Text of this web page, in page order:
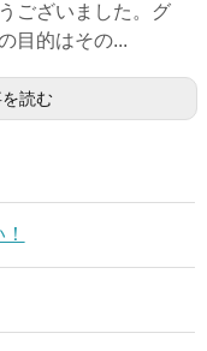
ございました。グ
目的はその...
読む